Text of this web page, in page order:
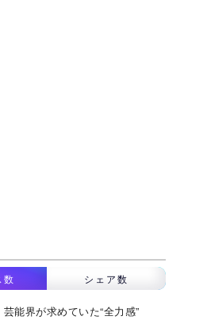
数 シェア数
能界が求めていた“全力感”